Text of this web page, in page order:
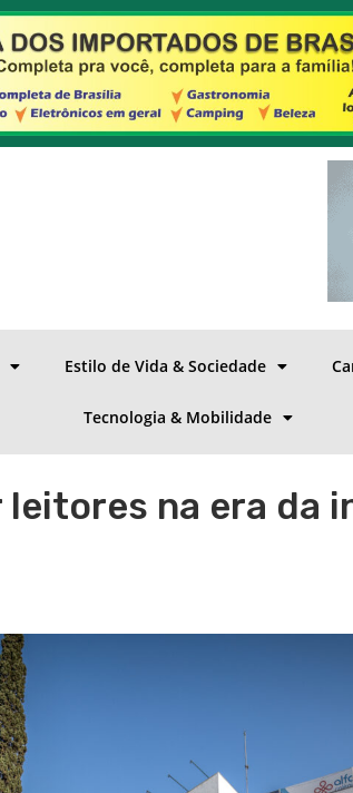
Estilo de Vida & Sociedade
Tecnologia & Mobilidade
leitores na era da